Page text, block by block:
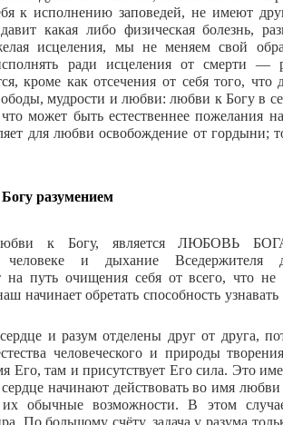
к исполнению заповедей, не имеют
какая либо физическая болезнь,
исцеления, мы не меняем свой
ради исцеления от смерти —
кроме как отсечения от себя того, что
мудрости и любви: любви к Богу в
может быть естественнее пожелания
для любви освобождение от
разумением
любви к Богу, является ЛЮБОВЬ
и дыхание Вседержителя
путь очищения себя от всего, что не
начинает обретать способность
и разум отделены друг от друга,
человеческого и природы
Его, там и присутствует Его сила. Это
начинают действовать во имя любви
их обычные возможности. В этом
По большому счёту, задача у разума